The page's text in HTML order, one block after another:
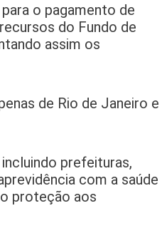
o pagamento de
do Fundo de
assim os
de Rio de Janeiro e
prefeituras,
com a saúde
proteção aos